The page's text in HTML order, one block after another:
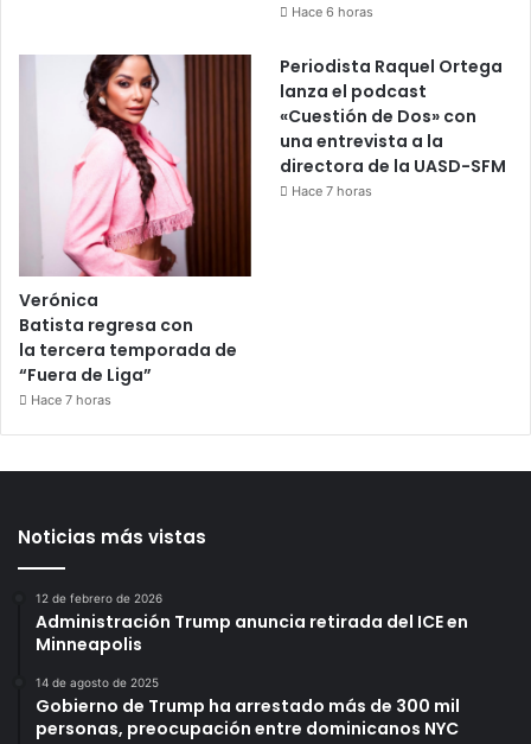
Hace 6 horas
Verónica
Batista regresa con
la tercera temporada de
“Fuera de Liga”
Hace 7 horas
Periodista Raquel Ortega
lanza el podcast
«Cuestión de Dos» con
una entrevista a la
directora de la UASD-SFM
Hace 7 horas
Noticias más vistas
12 de febrero de 2026
Administración Trump anuncia retirada del ICE en
Minneapolis
14 de agosto de 2025
Gobierno de Trump ha arrestado más de 300 mil
personas, preocupación entre dominicanos NYC